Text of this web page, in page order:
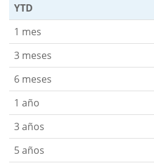
YTD
1 mes
3 meses
6 meses
1 año
3 años
5 años